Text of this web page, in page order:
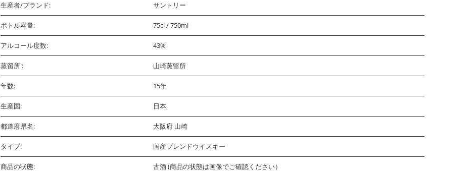
生産者/ブランド: サントリー
ボトル容量: 75cl / 750ml
アルコール度数: 43%
蒸留所 : 山崎蒸留所
年数: 15年
生産国: 日本
都道府県名: 大阪府 山崎
タイプ: 国産ブレンドウイスキー
商品の状態: 古酒 (商品の状態は画像でご確認ください）